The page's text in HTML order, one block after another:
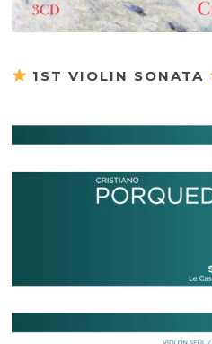
1ST VIOLIN SONATA